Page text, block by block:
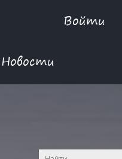
Войти
Новости